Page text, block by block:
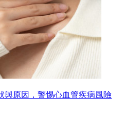
與原因，警惕心血管疾病風險